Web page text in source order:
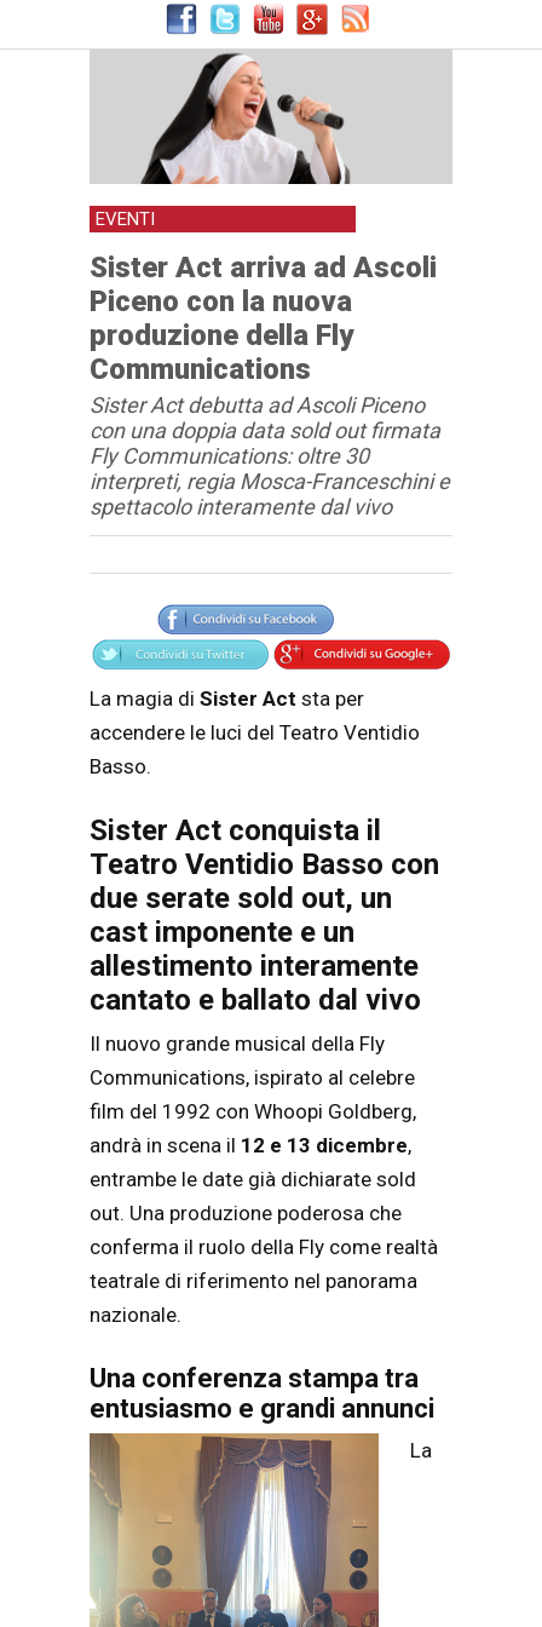
EVENTI
Sister Act arriva ad Ascoli
Piceno con la nuova
produzione della Fly
Communications
Sister Act debutta ad Ascoli Piceno
con una doppia data sold out firmata
Fly Communications: oltre 30
interpreti, regia Mosca-Franceschini e
spettacolo interamente dal vivo
Articolo
Testo articolo principale
La magia di Sister Act sta per
accendere le luci del Teatro Ventidio
Basso.
Sister Act conquista il
Teatro Ventidio Basso con
due serate sold out, un
cast imponente e un
allestimento interamente
cantato e ballato dal vivo
Il nuovo grande musical della Fly
Communications, ispirato al celebre
film del 1992 con Whoopi Goldberg,
andrà in scena il 12 e 13 dicembre,
entrambe le date già dichiarate sold
out. Una produzione poderosa che
conferma il ruolo della Fly come realtà
teatrale di riferimento nel panorama
nazionale.
Una conferenza stampa tra
entusiasmo e grandi annunci
La